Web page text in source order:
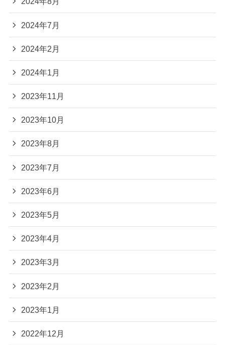
2024年7月
2024年2月
2024年1月
2023年11月
2023年10月
2023年8月
2023年7月
2023年6月
2023年5月
2023年4月
2023年3月
2023年2月
2023年1月
2022年12月